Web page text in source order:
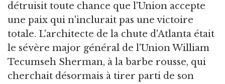
détruisit toute chance que l'Union accepte
une paix qui n'inclurait pas une victoire
totale. L'architecte de la chute d'Atlanta était
le sévère major général de l'Union William
Tecumseh Sherman, à la barbe rousse, qui
cherchait désormais à tirer parti de son